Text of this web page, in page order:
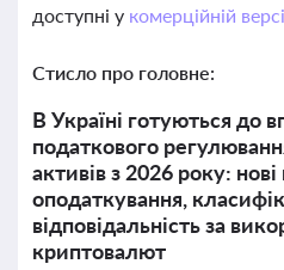
доступні у комерційній
Стисло про головне:
В Україні готуються до
податкового
активів з 2026 року:
оподаткування,
відповідальність за
криптовалют